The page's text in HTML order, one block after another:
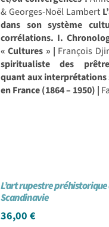
& Georges-Noël Lambert
dans son système
corrélations. I.
« Cultures » | François
spiritualiste des
quant aux
en France (1864 – 1950) |
L’art rupestre préhistorique
Scandinavie
36,00€